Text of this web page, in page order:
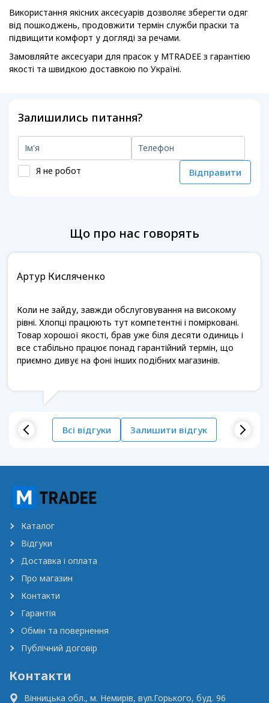
Використання якісних аксесуарів дозволяє зберегти одяг
від пошкоджень, продовжити термін служби праски та
підвищити комфорт у догляді за речами.
Замовляйте аксесуари для прасок у MTRADEE з гарантією
якості та швидкою доставкою по Україні.
Залишились питання?
Я не робот Відправити
Що про нас говорять
Артур Кисляченко
Коли не зайду, завжди обслуговування на високому
рівні. Хлопці працюють тут компетентні і помірковані.
Товар хорошої якості, брав уже біля десяти одиниць і
все стабільно працює понад гарантійний термін, що
приємно дивує на фоні інших подібних магазинів.
Всі відгуки Залишити відгук
Каталог
Відгуки
Доставка і оплата
Про магазин
Контакти
Гарантія
Обмін та повернення
Публічний договір
Контакти
Вінницька обл., м. Немирів, вул.Горького, буд. 96